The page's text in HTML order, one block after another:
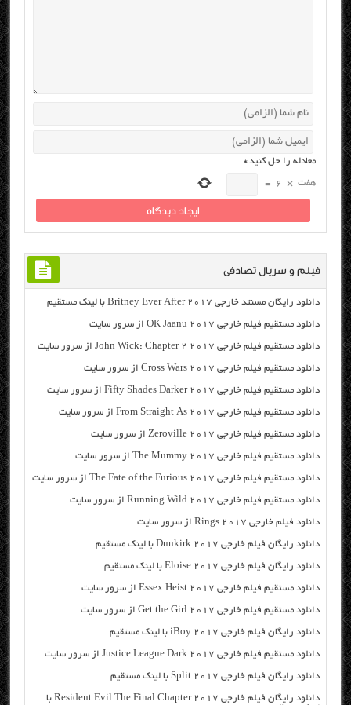
معادله را حل کنید*
هفت ×
6
=
فیلم و سریال تصادفی
دانلود رایگان مسنتد خارجی Britney Ever After 2017 با لینک مستقیم
دانلود مستقیم فیلم خارجی OK Jaanu 2017 از سرور سایت
دانلود مستقیم فیلم خارجی John Wick: Chapter 2 2017 از سرور سایت
دانلود مستقیم فیلم خارجی Cross Wars 2017 از سرور سایت
دانلود مستقیم فیلم خارجی Fifty Shades Darker 2017 از سرور سایت
دانلود مستقیم فیلم خارجی From Straight As 2017 از سرور سایت
دانلود مستقیم فیلم خارجی Zeroville 2017 از سرور سایت
دانلود مستقیم فیلم خارجی The Mummy 2017 از سرور سایت
دانلود مستقیم فیلم خارجی The Fate of the Furious 2017 از سرور سایت
دانلود مستقیم فیلم خارجی Running Wild 2017 از سرور سایت
دانلود فیلم خارجی Rings 2017 از سرور سایت
دانلود رایگان فیلم خارجی Dunkirk 2017 با لینک مستقیم
دانلود رایگان فیلم خارجی Eloise 2017 با لینک مستقیم
دانلود مستقیم فیلم خارجی Essex Heist 2017 از سرور سایت
دانلود مستقیم فیلم خارجی Get the Girl 2017 از سرور سایت
دانلود رایگان فیلم خارجی iBoy 2017 با لینک مستقیم
دانلود مستقیم فیلم خارجی Justice League Dark 2017 از سرور سایت
دانلود رایگان فیلم خارجی Split 2017 با لینک مستقیم
دانلود رایگان فیلم خارجی Resident Evil The Final Chapter 2017 با